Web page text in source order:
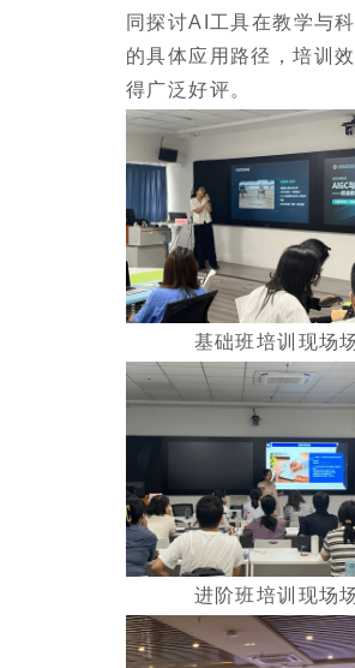
同探讨AI 工具在教学与
的具体应用路径，培训
得广泛好评。
基础班培训现场
进阶班培训现场